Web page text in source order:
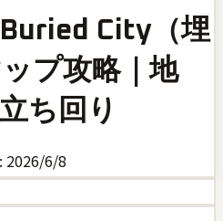
City（埋
プ攻略｜地
ち回り
2026/6/8